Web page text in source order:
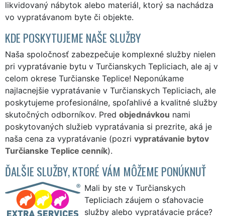
likvidovaný nábytok alebo materiál, ktorý sa nachádza
vo vypratávanom byte či objekte.
KDE POSKYTUJEME NAŠE SLUŽBY
Naša spoločnosť zabezpečuje komplexné služby nielen
pri vypratávanie bytu v Turčianskych Tepliciach, ale aj v
celom okrese Turčianske Teplice! Neponúkame
najlacnejšie vypratávanie v Turčianskych Tepliciach, ale
poskytujeme profesionálne, spoľahlivé a kvalitné služby
skutočných odborníkov. Pred objednávkou nami
poskytovaných služieb vypratávania si prezrite, aká je
naša cena za vypratávanie (pozri vypratávanie bytov
Turčianske Teplice cenník).
ĎALŠIE SLUŽBY, KTORÉ VÁM MÔŽEME PONÚKNUŤ
Mali by ste v Turčianskych
Tepliciach záujem o sťahovacie
služby alebo vypratávacie práce?